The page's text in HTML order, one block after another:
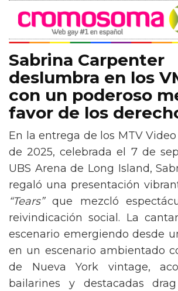
Sabrina Carpenter
deslumbra en los
con un poderoso
favor de los
En la entrega de los MTV
de 2025, celebrada el 7 de
UBS Arena de Long Island,
regaló una presentación
“Tears”que mezcló
reivindicación social. La
escenario emergiendo desde
en un escenario ambientado
de Nueva York vintage,
bailarines y destacadas